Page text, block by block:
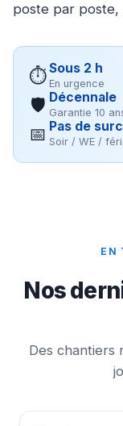
poste par
⏱Sous 2 h
En urgence
🛡 Décennale
Garantie 10
📅 Pas de
Soir / WE /
EN
Nos
Des chantiers